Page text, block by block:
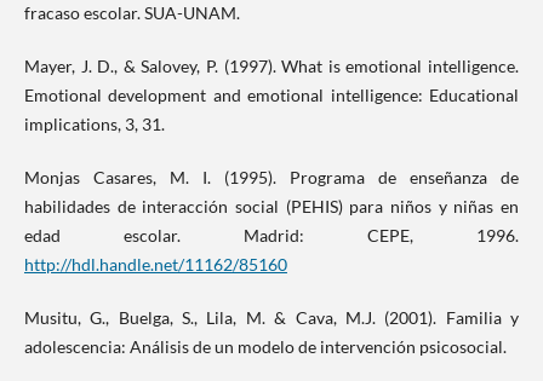
fracaso escolar. SUA-UNAM.
Mayer, J. D., & Salovey, P. (1997). What is emotional intelligence.
Emotional development and emotional intelligence: Educational
implications, 3, 31.
Monjas Casares, M. I. (1995). Programa de enseñanza de
habilidades de interacción social (PEHIS) para niños y niñas en
edad escolar. Madrid: CEPE, 1996.
http://hdl.handle.net/11162/85160
Musitu, G., Buelga, S., Lila, M. & Cava, M.J. (2001). Familia y
adolescencia: Análisis de un modelo de intervención psicosocial.